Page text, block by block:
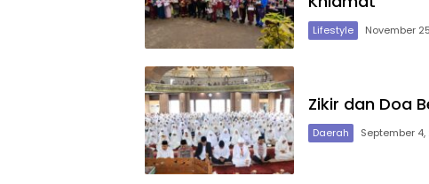
Lifestyle November
Zikir dan Doa
Daerah September 4,